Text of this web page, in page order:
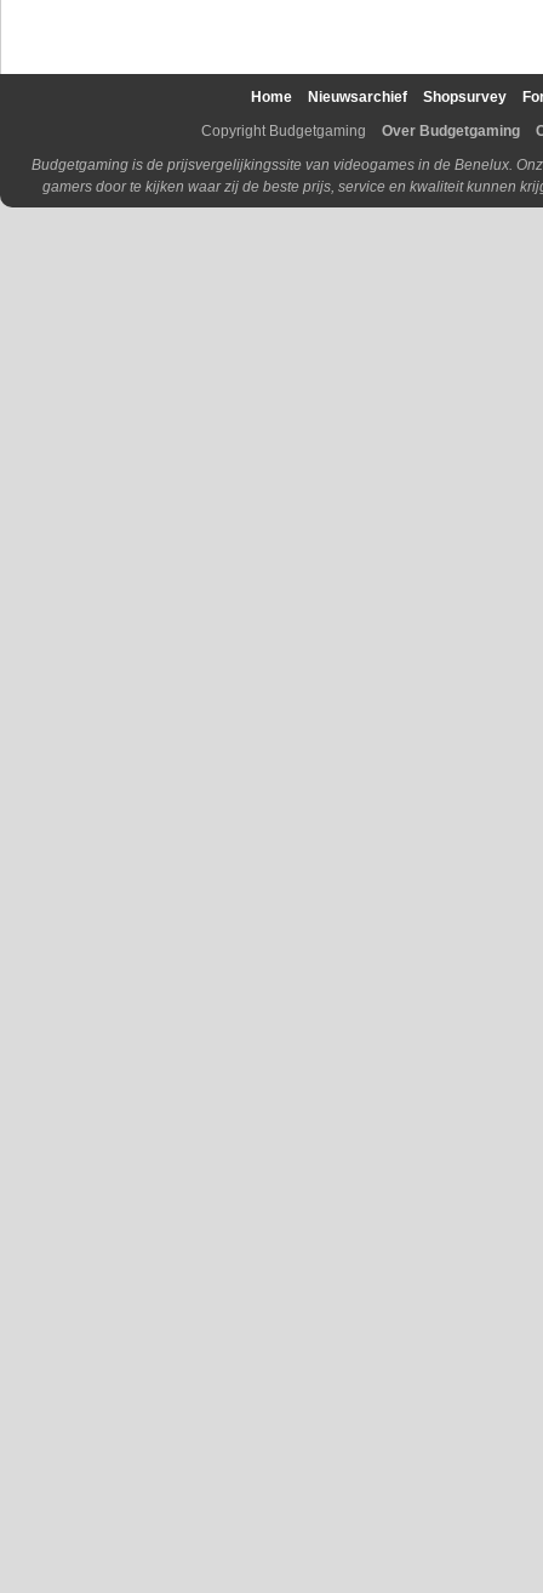
Home Nieuwsarchief Shopsurvey
Copyright Budgetgaming
Over Budgetgaming
Budgetgaming is de prijsvergelijkingssite van videogames in de Benelux.
gamers door te kijken waar zij de beste prijs, service en kwaliteit kunnen